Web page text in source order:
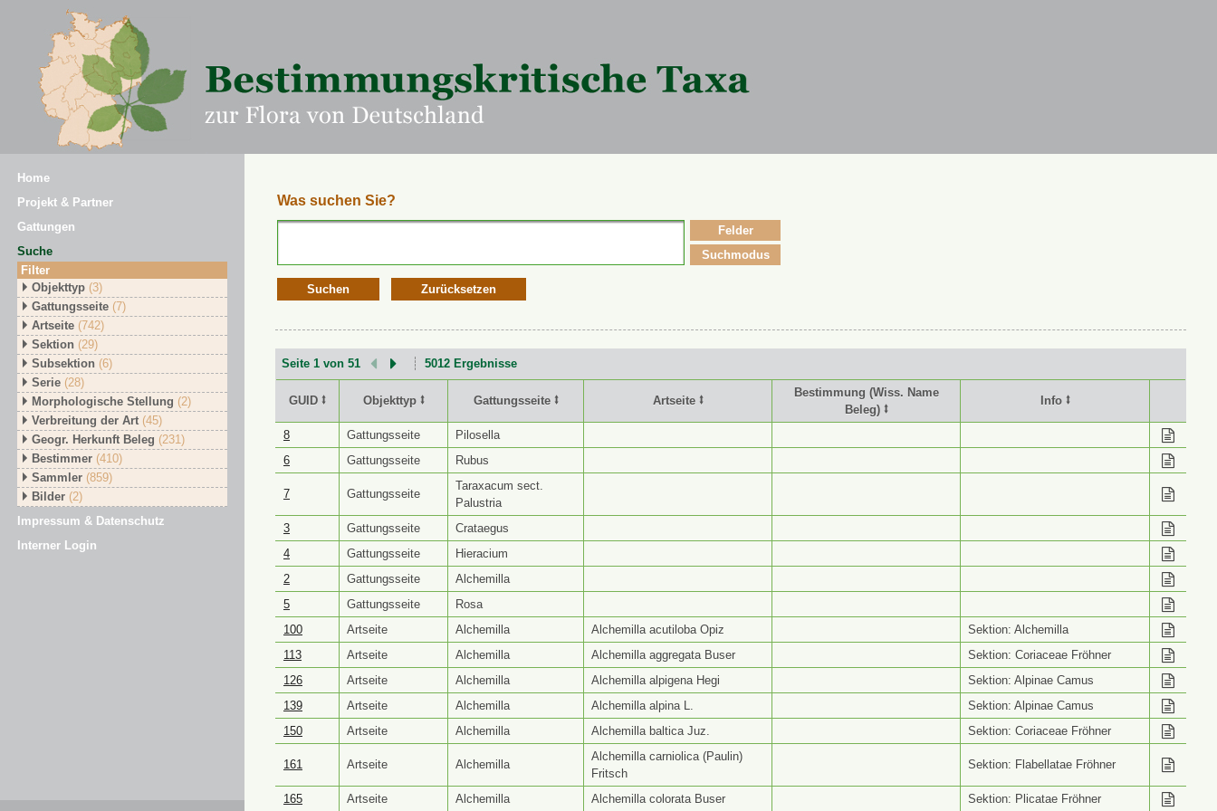
Home
Projekt & Partner
Gattungen
Suche
Filter
Objekttyp (3)
Gattungsseite (7)
Artseite (742)
Sektion (29)
Subsektion (6)
Serie (28)
Morphologische Stellung (2)
Verbreitung der Art (45)
Geogr. Herkunft Beleg (231)
Bestimmer (410)
Sammler (859)
Bilder (2)
Impressum & Datenschutz
Interner Login
Was suchen Sie?
Suchen Zurücksetzen
Felder
Suchmodus
Seite 1 von 51 5012 Ergebnisse
GUID ⭥ Objekttyp ⭥ Gattungsseite ⭥ Artseite ⭥
Bestimmung (Wiss. Name
Beleg) ⭥
Info ⭥
GUID ⭥ Objekttyp ⭥ Gattungsseite ⭥
Beleg) ⭥
8 Gattungsseite
Pilosella
6
Gattungsseite Rubus
7 Gattungsseite
Taraxacum sect.
Palustria
3
Gattungsseite
Crataegus
4
Gattungsseite
Hieracium
2
Gattungsseite
Alchemilla
5
Gattungsseite
Rosa
100
Artseite Alchemilla Alchemilla acutiloba Opiz
Sektion: Alchemilla
113
Artseite Alchemilla Alchemilla aggregata Buser
Sektion: Coriaceae Fröhner
126
Artseite Alchemilla Alchemilla alpigena Hegi
Sektion: Alpinae Camus
139
Artseite Alchemilla Alchemilla alpina L.
Sektion: Alpinae Camus
150
Artseite Alchemilla Alchemilla baltica Juz. Sektion: Coriaceae Fröhner
161 Artseite Alchemilla
Alchemilla carniolica (Paulin)
Fritsch
Sektion: Flabellatae Fröhner
165 Artseite Alchemilla Alchemilla colorata Buser Sektion: Plicatae Fröhner